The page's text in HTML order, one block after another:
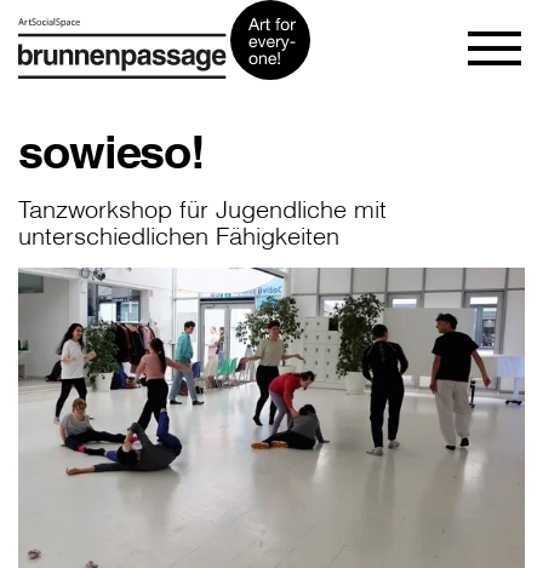
sowieso!
Tanzworkshop für Jugendliche mit
unterschiedlichen Fähigkeiten